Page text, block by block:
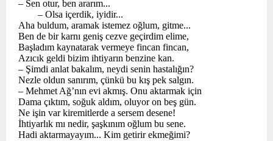
– Sen otur, ben ararım...
– Olsa içerdik, iyidir...
Aha buldum, aramak istemez oğlum, gitme...
Ben de bir karnı geniş cezve geçirdim elime,
Başladım kaynatarak vermeye fincan fincan,
Azıcık geldi bizim ihtiyarın benzine kan.
– Şimdi anlat bakalım, neydi senin hastalığın?
Nezle oldun sanırım, çünkü bu kış pek salgın.
– Mehmet Ağ’nın evi akmış. Onu aktarmak için
Dama çıktım, soğuk aldım, oluyor on beş gün.
Ne işin var kiremitlerde a sersem desene!
İhtiyarlık mı nedir, şaşkınım oğlum bu sene.
Hadi aktarmayayım... Kim getirir ekmeğimi?